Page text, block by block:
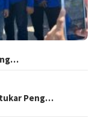
Peng…